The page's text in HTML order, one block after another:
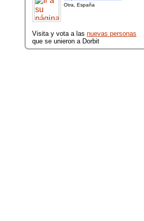
Otra, España
Visita y vota a las nuevas personas
que se unieron a Dorbit